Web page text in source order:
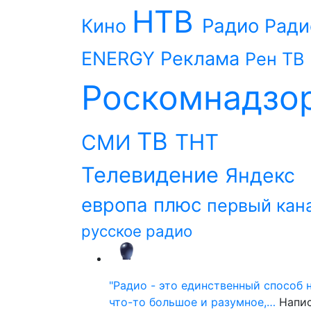
Кино НТВ Радио
ENERGY Реклама Рен ТВ
СМИ ТВ ТНТ
Телевидение Яндекс
европа плюс первый
русское радио
"Радио - это единственный способ
что-то большое и разумное,…